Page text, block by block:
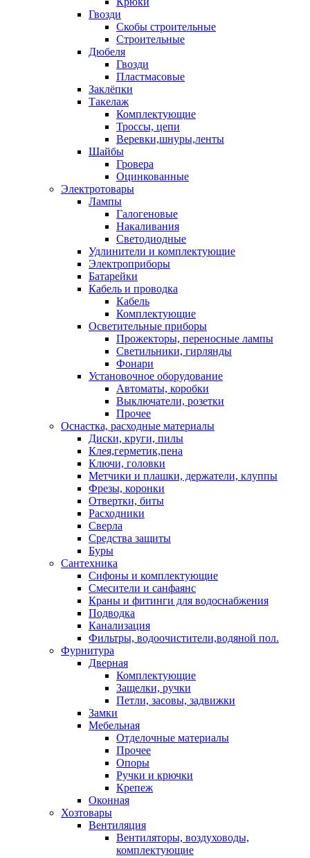
Гвозди
Скобы строительные
Строительные
Дюбеля
Гвозди
Пластмасовые
Заклёпки
Такелаж
Комплектующие
Троссы, цепи
Веревки,шнуры,ленты
Шайбы
Гровера
Оцинкованные
Электротовары
Лампы
Галогеновые
Накаливания
Светодиодные
Удлинители и комплектующие
Электроприборы
Батарейки
Кабель и проводка
Кабель
Комплектующие
Осветительные приборы
Прожекторы, переносные лампы
Светильники, гирлянды
Фонари
Установочное оборудование
Автоматы, коробки
Выключатели, розетки
Прочее
Оснастка, расходные материалы
Диски, круги, пилы
Клея,герметик,пена
Ключи, головки
Метчики и плашки, держатели, клуппы
Фрезы, коронки
Отвертки, биты
Расходники
Сверла
Средства защиты
Буры
Сантехника
Сифоны и комплектующие
Смесители и санфаянс
Краны и фитинги для водоснабжения
Подводка
Канализация
Фильтры, водоочистители,водяной пол.
Фурнитура
Дверная
Комплектующие
Защелки, ручки
Петли, засовы, задвижки
Замки
Мебельная
Отделочные материалы
Прочее
Опоры
Ручки и крючки
Крепеж
Оконная
Хозтовары
Вентиляция
Вентиляторы, воздуховоды,
комплектующие